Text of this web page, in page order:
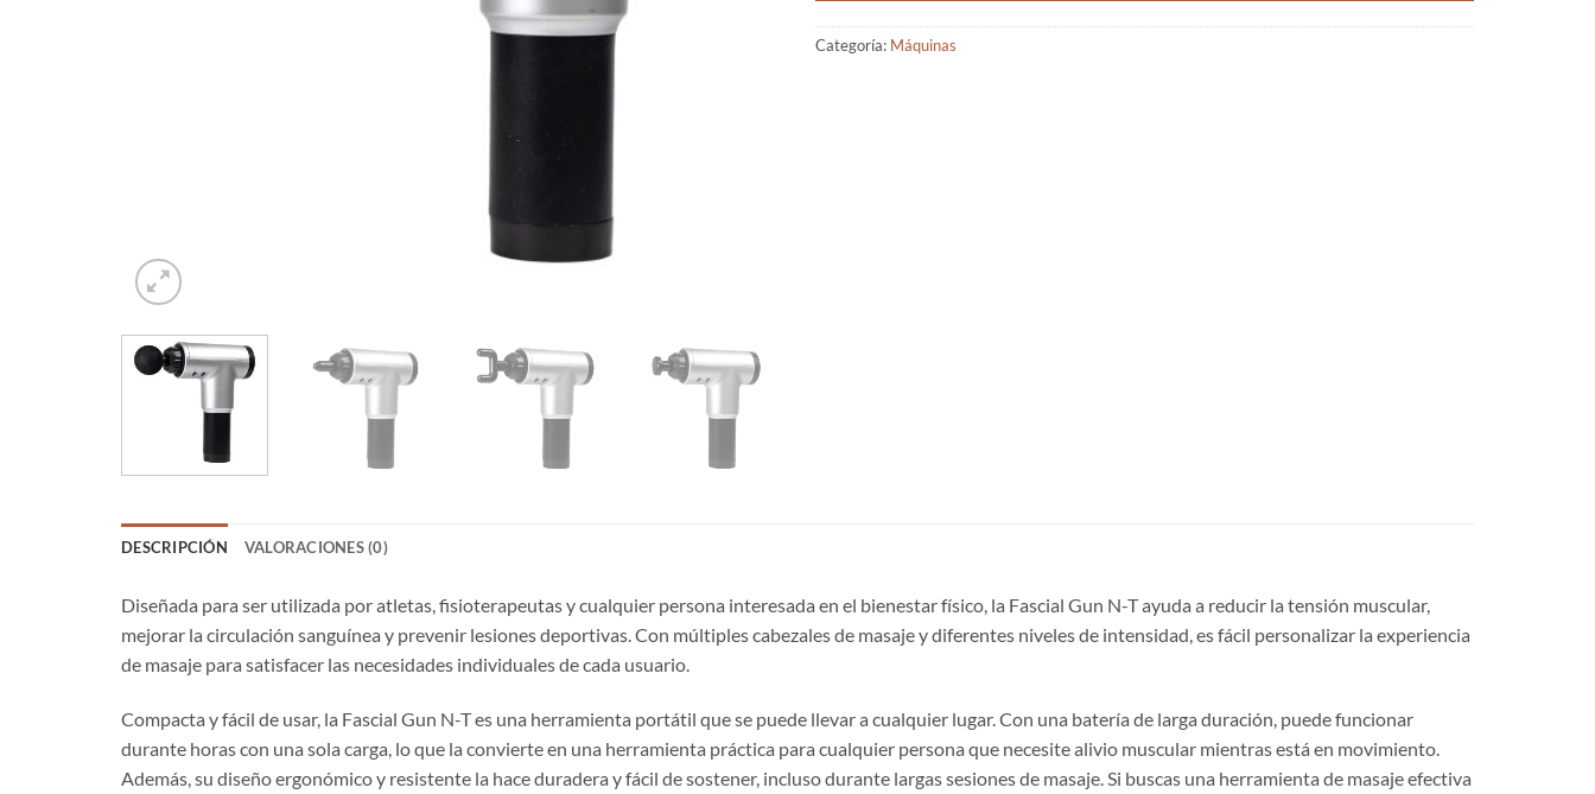
Categoría: Máquinas
DESCRIPCIÓN VALORACIONES (0)
Diseñada para ser utilizada por atletas, fisioterapeutas y cualquier persona interesada en el bienestar físico, la Fascial Gun N-T ayuda a reducir la tensión muscular,
mejorar la circulación sanguínea y prevenir lesiones deportivas. Con múltiples cabezales de masaje y diferentes niveles de intensidad, es fácil personalizar la experiencia
de masaje para satisfacer las necesidades individuales de cada usuario.
Compacta y fácil de usar, la Fascial Gun N-T es una herramienta portátil que se puede llevar a cualquier lugar. Con una batería de larga duración, puede funcionar
durante horas con una sola carga, lo que la convierte en una herramienta práctica para cualquier persona que necesite alivio muscular mientras está en movimiento.
Además, su diseño ergonómico y resistente la hace duradera y fácil de sostener, incluso durante largas sesiones de masaje. Si buscas una herramienta de masaje efectiva